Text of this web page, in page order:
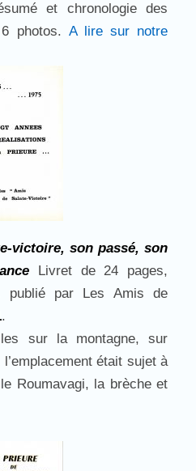
et chronologie des
photos. A lire sur notre
victoire, son passé, son
Livret de 24 pages,
publié par Les Amis de
.
sur la montagne, sur
était sujet à
Roumavagi, la brèche et